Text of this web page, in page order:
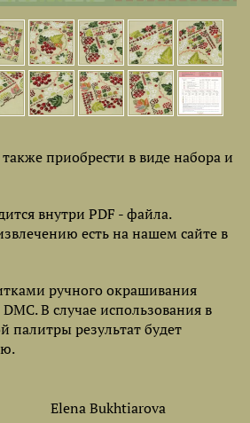
приобрести в виде набора и
внутри PDF - файла.
есть на нашем сайте в
ручного окрашивания
В случае использования в
палитры результат будет
Elena Bukhtiarova